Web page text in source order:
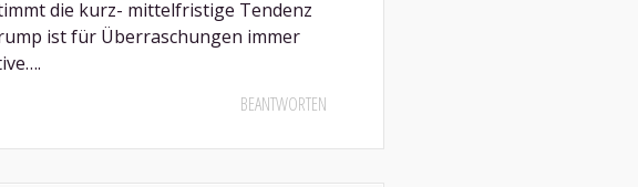
die kurz- mittelfristige Tendenz
ist für Überraschungen immer
BEANTWORTEN